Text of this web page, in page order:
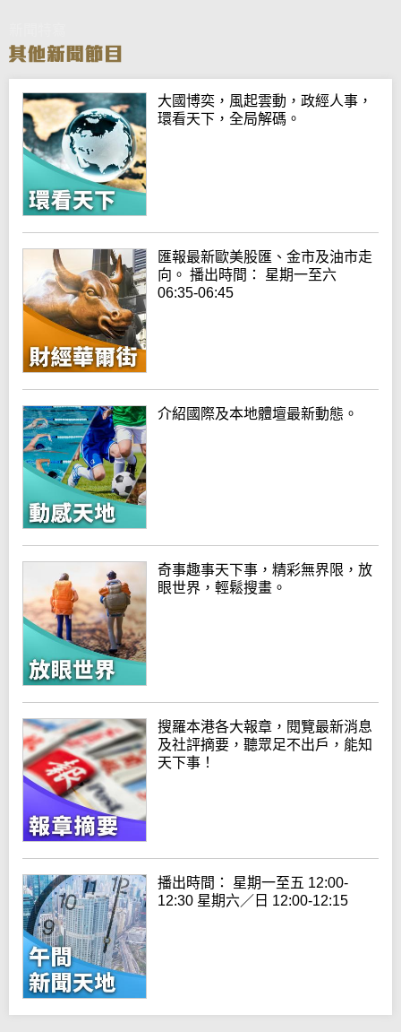
大國博奕，風起雲動，政經人事，
環看天下，全局解碼。
匯報最新歐美股匯、金市及油市走
向。 播出時間： 星期一至六
06:35-06:45
介紹國際及本地體壇最新動態。
奇事趣事天下事，精彩無界限，放
眼世界，輕鬆搜畫。
搜羅本港各大報章，閱覽最新消息
及社評摘要，聽眾足不出戶，能知
天下事！
播出時間： 星期一至五 12:00-
12:30 星期六／日 12:00-12:15